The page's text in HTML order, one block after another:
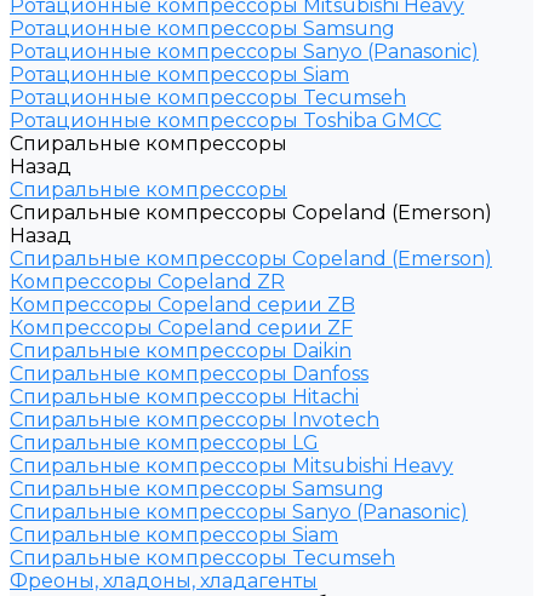
Ротационные компрессоры Mitsubishi Heavy
Ротационные компрессоры Samsung
Ротационные компрессоры Sanyo (Panasonic)
Ротационные компрессоры Siam
Ротационные компрессоры Tecumseh
Ротационные компрессоры Toshiba GMCC
Спиральные компрессоры
Назад
Спиральные компрессоры
Спиральные компрессоры Copeland (Emerson)
Назад
Спиральные компрессоры Copeland (Emerson)
Компрессоры Copeland ZR
Компрессоры Copeland серии ZB
Компрессоры Copeland серии ZF
Спиральные компрессоры Daikin
Спиральные компрессоры Danfoss
Спиральные компрессоры Hitachi
Спиральные компрессоры Invotech
Спиральные компрессоры LG
Спиральные компрессоры Mitsubishi Heavy
Спиральные компрессоры Samsung
Спиральные компрессоры Sanyo (Panasonic)
Спиральные компрессоры Siam
Спиральные компрессоры Tecumseh
Фреоны, хладоны, хладагенты